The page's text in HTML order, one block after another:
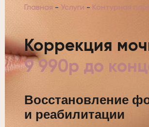
Главная - Услуги - Контурная
Коррекция
9 990р до
Восстановление
и реабилитации